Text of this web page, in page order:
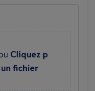
Cliquez p
fichier